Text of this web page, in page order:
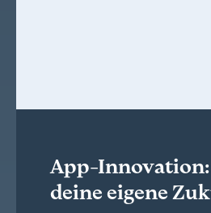
App-Innovation:
deine eigene